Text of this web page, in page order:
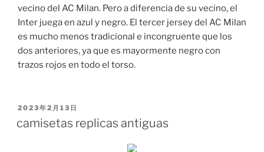
vecino del AC Milan. Pero a diferencia de su vecino, el
Inter juega en azul y negro. El tercer jersey del AC Milan
es mucho menos tradicional e incongruente que los
dos anteriores, ya que es mayormente negro con
trazos rojos en todo el torso.
PUBLICADO
2023年2月13日
camisetas replicas antiguas